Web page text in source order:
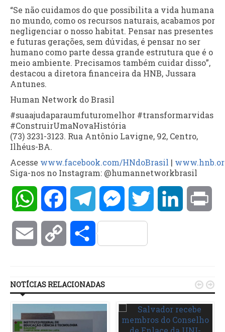
“Se não cuidamos do que possibilita a vida humana
no mundo, como os recursos naturais, acabamos por
negligenciar o nosso habitat. Pensar nas presentes
e futuras gerações, sem dúvidas, é pensar no ser
humano como parte dessa grande estrutura que é o
meio ambiente. Precisamos também cuidar disso”,
destacou a diretora financeira da HNB, Jussara
Antunes.
Human Network do Brasil
#suaajudaparaumfuturomelhor #transformarvidas
#ConstruirUmaNovaHistória
(73) 3231-3123. Rua Antônio Lavigne, 92, Centro,
Ilhéus-BA.
Acesse www.facebook.com/HNdoBrasil |
Siga-nos no Instagram: @humannetworkbrasil
WhatsAppFacebookTelegramMessengerTwitter LinkedIn
Email Copy Compartilhar
NOTÍCIAS RELACIONADAS  